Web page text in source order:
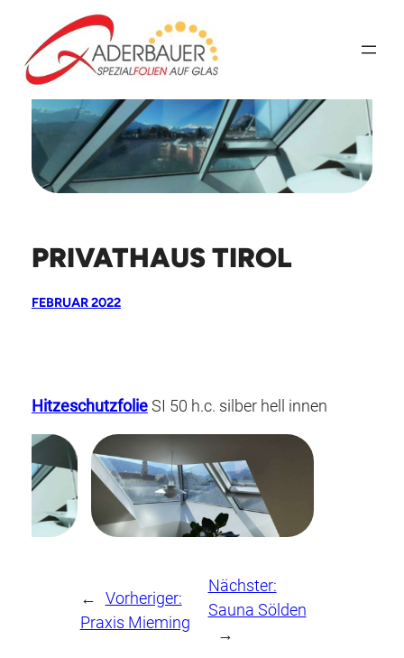
Inhalt
springen
PRIVATHAUS TIROL
FEBRUAR 2022
HitzeschutzfolieSI 50 h.c. silber hell innen
←
Vorheriger:
Praxis Mieming
Nächster:
Sauna Sölden
→